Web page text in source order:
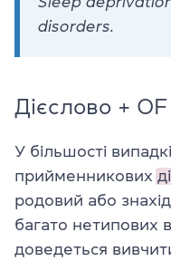
disorders.
Дієслово + OF
У більшості
прийменникових
родовий або
багато нетипових
доведеться